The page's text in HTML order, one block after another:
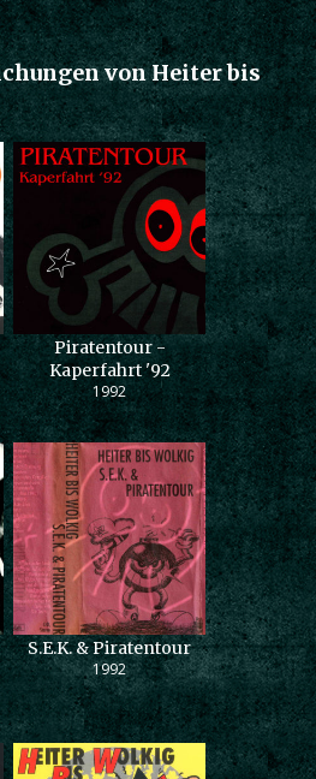
von Heiter bis
Piratentour -
Kaperfahrt '92
1992
S.E.K. & Piratentour
1992